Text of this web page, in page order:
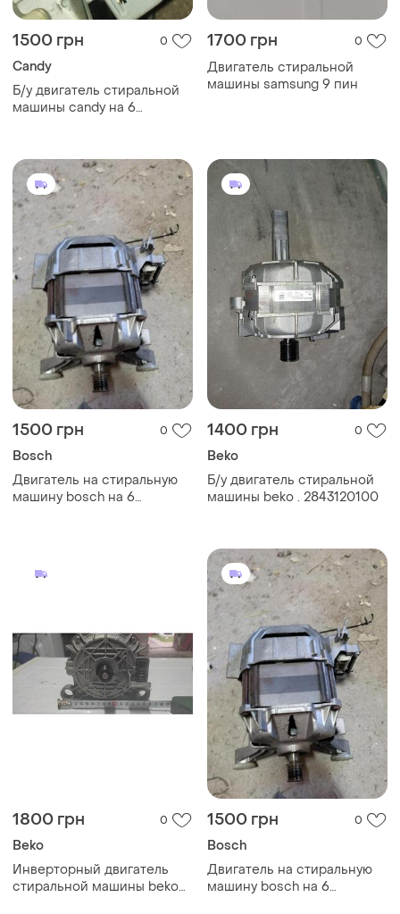
1500 грн 0
Candy
Б/у двигатель стиральной
машины candy на 6
1700 грн 0
Двигатель стиральной
машины samsung 9 пин
1500 грн 0
Bosch
Двигатель на стиральную
машину bosch на 6
1400 грн 0
Beko
Б/у двигатель стиральной
машины beko . 2843120100
1800 грн 0
Beko
Инверторный двигатель
стиральной машины beko
1500 грн 0
Bosch
Двигатель на стиральную
машину bosch на 6